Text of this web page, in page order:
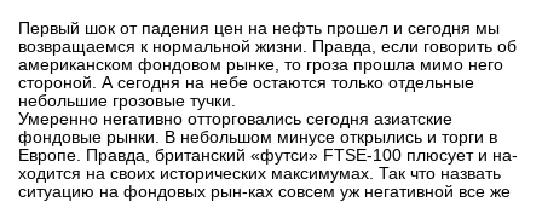
Первый шок от падения цен на нефть прошел и сегодня мы
возвращаемся к нормальной жизни. Правда, если говорить об
американском фондовом рынке, то гроза прошла мимо него
стороной. А сегодня на небе остаются только отдельные
небольшие грозовые тучки.
Умеренно негативно отторговались сегодня азиатские
фондовые рынки. В небольшом минусе открылись и торги в
Европе. Правда, британский «футси» FTSE-100 плюсует и на-
ходится на своих исторических максимумах. Так что назвать
ситуацию на фондовых рын-ках совсем уж негативной все же